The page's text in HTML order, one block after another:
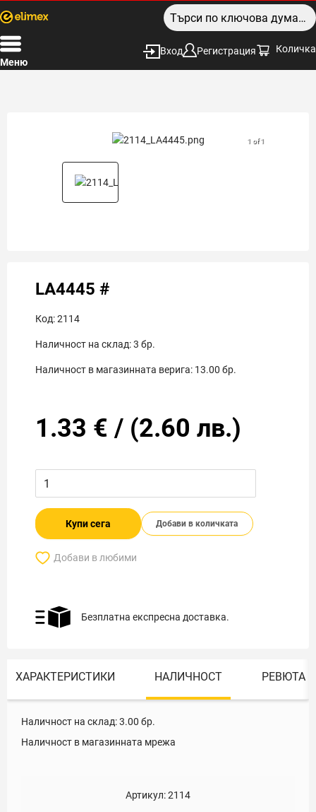
Меню
Вход Регистрация Количка
1 of 1
LA4445 #
Код:2114
Наличност на склад:3 бр.
Наличност в магазинната верига: 13.00 бр.
1.33 € / (2.60 лв.)
Купи сега Добави в количката
Добави в любими
Безплатна експресна доставка.
ХАРАКТЕРИСТИКИ НАЛИЧНОСТ РЕВЮТА
Наличност на склад:3.00 бр.
Наличност в магазинната мрежа
Артикул:2114